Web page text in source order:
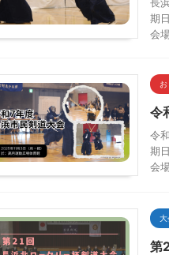
期
会
令
令
期
会
大
第